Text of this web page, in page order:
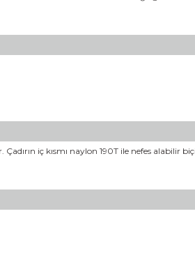
iç kısmı naylon 190T ile nefes alabilir